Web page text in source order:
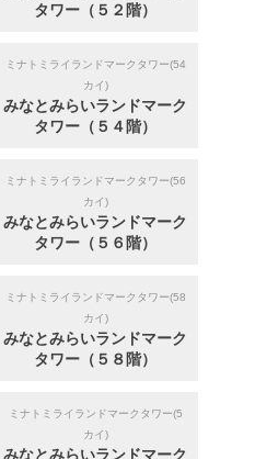
タワー（５２階）
ミナトミライランドマークタワー(54
カイ)
みなとみらいランドマーク
タワー（５４階）
ミナトミライランドマークタワー(56
カイ)
みなとみらいランドマーク
タワー（５６階）
ミナトミライランドマークタワー(58
カイ)
みなとみらいランドマーク
タワー（５８階）
ミナトミライランドマークタワー(5
カイ)
みなとみらいランドマーク